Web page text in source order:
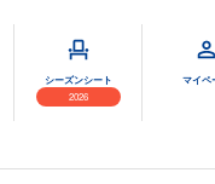
シーズンシート
2026
マイペ